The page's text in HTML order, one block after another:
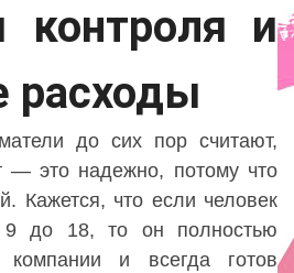
контроля и
расходы
до сих пор считают,
— это надежно, потому что
Кажется, что если человек
до 18, то он полностью
и всегда готов